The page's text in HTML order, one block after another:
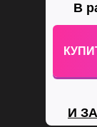
В
И
способ